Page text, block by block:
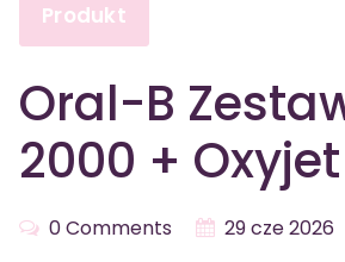
Produkt
Oral-B
2000 + Oxyjet
0 Comments 29 cze 2026